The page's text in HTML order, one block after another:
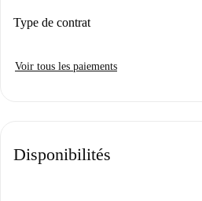
Type de contrat
Voir tous les paiements
Disponibilités